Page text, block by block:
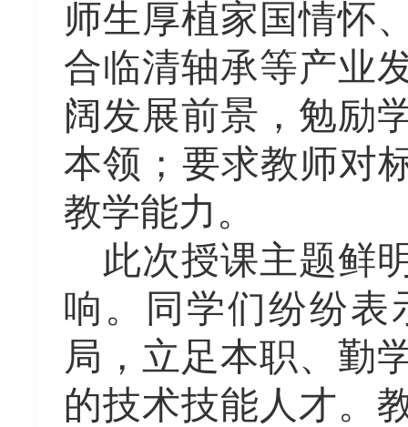
师生厚植家国情怀
合临清轴承等产业
阔发展前景，勉励
本领；要求教师对
教学能力。
此次授课主题鲜
响。同学们纷纷表
局，立足本职、勤
的技术技能人才。